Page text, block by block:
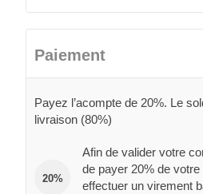
Paiement
Payez l’acompte de 20%. Le
livraison (80%)
20%
Afin de valider votre
de payer 20% de
effectuer un virement